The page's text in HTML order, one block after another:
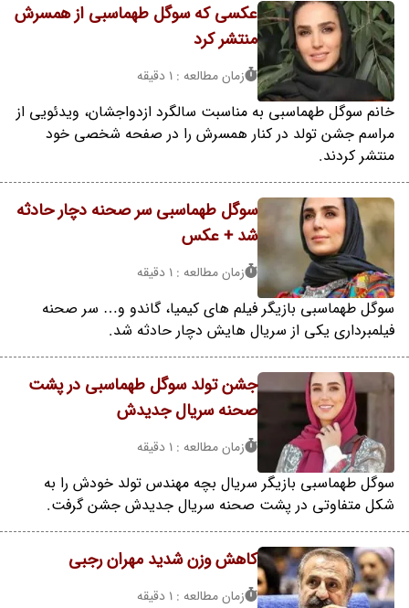
عکسی که سوگل طهماسبی از همسرش
منتشر کرد
زمان مطالعه : 1 دقیقه
خانم سوگل طهماسبی به مناسبت سالگرد ازدواجشان، ویدئویی از
مراسم جشن تولد در کنار همسرش را در صفحه شخصی خود
منتشر کردند.
سوگل طهماسبی سر صحنه دچار حادثه
شد + عکس
زمان مطالعه : 1 دقیقه
سوگل طهماسبی بازیگر فیلم های کیمیا، گاندو و… سر صحنه
فیلمبرداری یکی از سریال هایش دچار حادثه شد.
جشن تولد سوگل طهماسبی در پشت
صحنه سریال جدیدش
زمان مطالعه : 1 دقیقه
سوگل طهماسبی بازیگر سریال بچه مهندس تولد خودش را به
شکل متفاوتی در پشت صحنه سریال جدیدش جشن گرفت.
کاهش وزن شدید مهران رجبی
زمان مطالعه : 1 دقیقه